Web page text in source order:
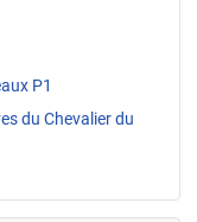
P1
du Chevalier du